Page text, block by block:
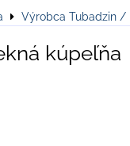
Výrobca Tubadzin /
kúpeľňa